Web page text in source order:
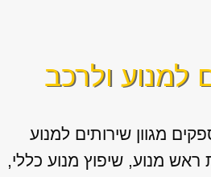
למנוע ולרכב
מגוון שירותים למנוע
מנוע, שיפוץ מנוע כללי,